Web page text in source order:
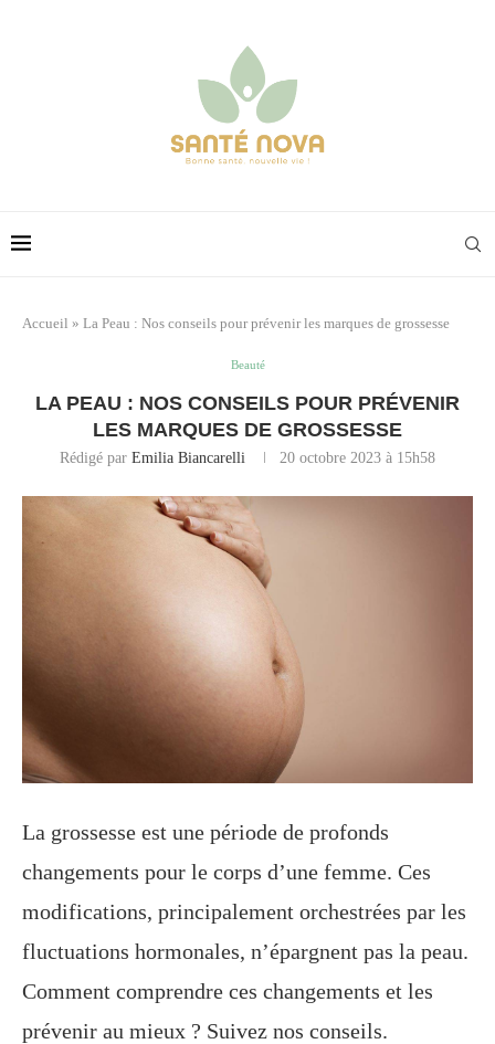
Accueil » La Peau : Nos conseils pour prévenir les marques de grossesse
Beauté
LA PEAU : NOS CONSEILS POUR PRÉVENIR
LES MARQUES DE GROSSESSE
Rédigé par Emilia Biancarelli 20 octobre 2023 à 15h58
La grossesse est une période de profonds
changements pour le corps d’une femme. Ces
modifications, principalement orchestrées par les
fluctuations hormonales, n’épargnent pas la peau.
Comment comprendre ces changements et les
prévenir au mieux ? Suivez nos conseils.